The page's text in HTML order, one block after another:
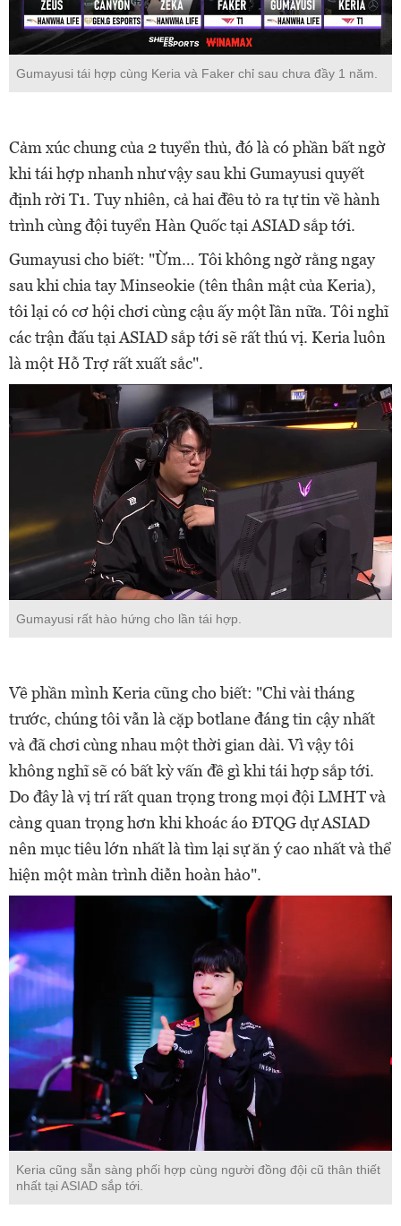
Gumayusi tái hợp cùng Keria và Faker chỉ sau chưa đầy 1 năm.
Cảm xúc chung của 2 tuyển thủ, đó là có phần bất ngờ
khi tái hợp nhanh như vậy sau khi Gumayusi quyết
định rời T1. Tuy nhiên, cả hai đều tỏ ra tự tin về hành
trình cùng đội tuyển Hàn Quốc tại ASIAD sắp tới.
Gumayusi cho biết: "Ừm… Tôi không ngờ rằng ngay
sau khi chia tay Minseokie (tên thân mật của Keria),
tôi lại có cơ hội chơi cùng cậu ấy một lần nữa. Tôi nghĩ
các trận đấu tại ASIAD sắp tới sẽ rất thú vị. Keria luôn
là một Hỗ Trợ rất xuất sắc".
Gumayusi rất hào hứng cho lần tái hợp.
Về phần mình Keria cũng cho biết: "Chỉ vài tháng
trước, chúng tôi vẫn là cặp botlane đáng tin cậy nhất
và đã chơi cùng nhau một thời gian dài. Vì vậy tôi
không nghĩ sẽ có bất kỳ vấn đề gì khi tái hợp sắp tới.
Do đây là vị trí rất quan trọng trong mọi đội LMHT và
càng quan trọng hơn khi khoác áo ĐTQG dự ASIAD
nên mục tiêu lớn nhất là tìm lại sự ăn ý cao nhất và thể
hiện một màn trình diễn hoàn hảo".
Keria cũng sẵn sàng phối hợp cùng người đồng đội cũ thân thiết
nhất tại ASIAD sắp tới.